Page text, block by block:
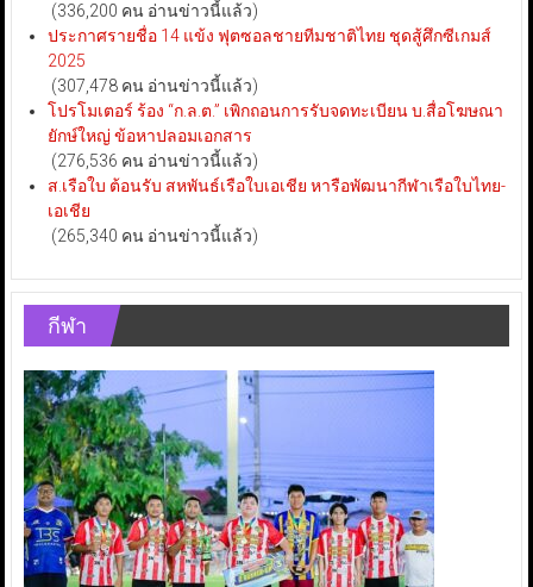
(336,200 คน อ่านข่าวนี้แล้ว)
ประกาศรายชื่อ 14 แข้ง ฟุตซอลชายทีมชาติไทย ชุดสู้ศึกซีเกมส์
2025
(307,478 คน อ่านข่าวนี้แล้ว)
โปรโมเตอร์ ร้อง “ก.ล.ต.” เพิกถอนการรับจดทะเบียน บ.สื่อโฆษณา
ยักษ์ใหญ่ ข้อหาปลอมเอกสาร
(276,536 คน อ่านข่าวนี้แล้ว)
ส.เรือใบ ต้อนรับ สหพันธ์เรือใบเอเชีย หารือพัฒนากีฬาเรือใบไทย-
เอเชีย
(265,340 คน อ่านข่าวนี้แล้ว)
กีฬา